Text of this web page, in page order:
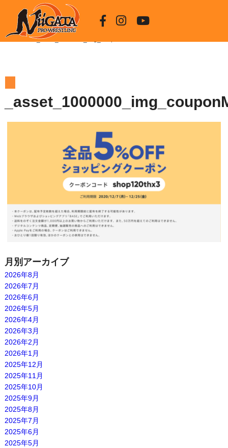
HOME _asset_1000000_img_couponModal
月別アーカイブ
2026年8月
2026年7月
2026年6月
2026年5月
2026年4月
2026年3月
2026年2月
2026年1月
2025年12月
2025年11月
2025年10月
2025年9月
2025年8月
2025年7月
2025年6月
2025年5月